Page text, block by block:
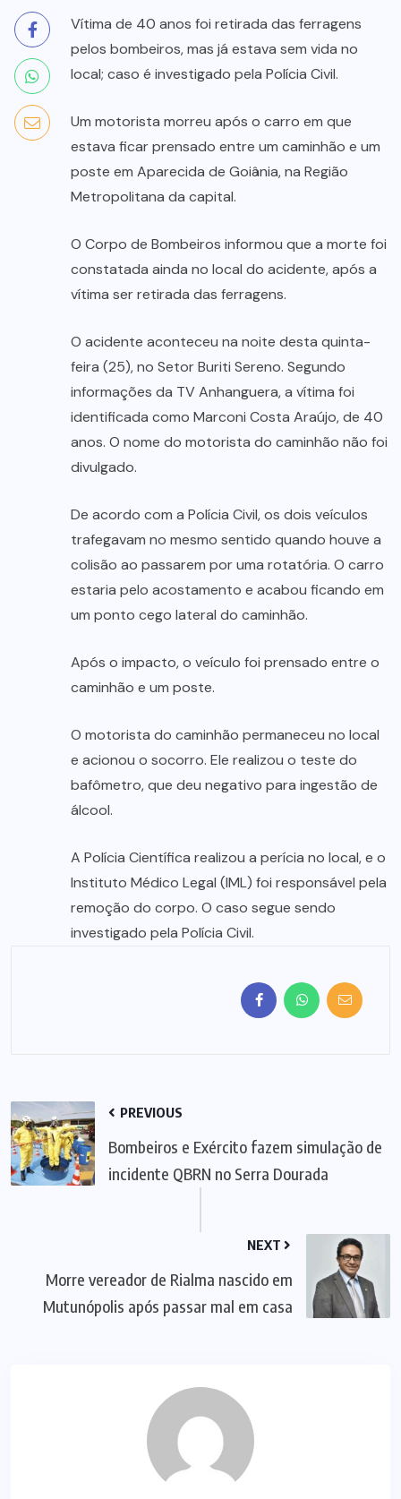
Vítima de 40 anos foi retirada das ferragens
pelos bombeiros, mas já estava sem vida no
local; caso é investigado pela Polícia Civil.
Um motorista morreu após o carro em que
estava ficar prensado entre um caminhão e um
poste em Aparecida de Goiânia, na Região
Metropolitana da capital.
O Corpo de Bombeiros informou que a morte foi
constatada ainda no local do acidente, após a
vítima ser retirada das ferragens.
O acidente aconteceu na noite desta quinta-
feira (25), no Setor Buriti Sereno. Segundo
informações da TV Anhanguera, a vítima foi
identificada como Marconi Costa Araújo, de 40
anos. O nome do motorista do caminhão não foi
divulgado.
De acordo com a Polícia Civil, os dois veículos
trafegavam no mesmo sentido quando houve a
colisão ao passarem por uma rotatória. O carro
estaria pelo acostamento e acabou ficando em
um ponto cego lateral do caminhão.
Após o impacto, o veículo foi prensado entre o
caminhão e um poste.
O motorista do caminhão permaneceu no local
e acionou o socorro. Ele realizou o teste do
bafômetro, que deu negativo para ingestão de
álcool.
A Polícia Científica realizou a perícia no local, e o
Instituto Médico Legal (IML) foi responsável pela
remoção do corpo. O caso segue sendo
investigado pela Polícia Civil.
PREVIOUS
Bombeiros e Exército fazem simulação de
incidente QBRN no Serra Dourada
NEXT
Morre vereador de Rialma nascido em
Mutunópolis após passar mal em casa